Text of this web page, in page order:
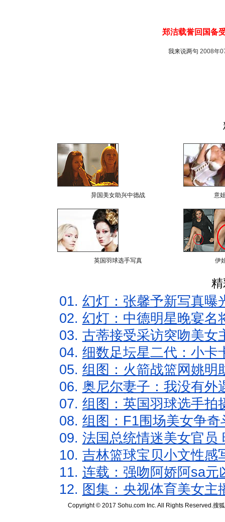
郑洁载誉回国备
我来说两句 2008年
异国美女助兴中德战 意
英国羽球选手写真 伊
01. 幻灯：张馨予新写真曝
02. 幻灯：中德明星晚宴名
03. 古蒂接受采访突吻美女
04. 细数足坛星二代：小卡
05. 组图：火箭战篮网姚明
06. 奥尼尔妻子：我没有外
07. 组图：英国羽球选手拍
08. 组图：F1围场美女争
09. 法国总统情迷美女官员
10. 吉林篮球宝贝小文性感
11. 连载：强吻阿娇阿sa元
12. 图集：央视体育美女主
Copyright © 2017 Sohu.com Inc. All Rights Reserved.搜